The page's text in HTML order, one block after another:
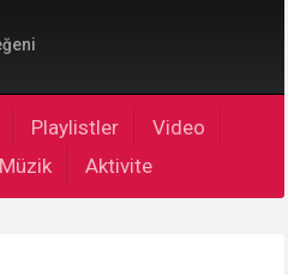
Playlistler
Video
Müzik Aktivite